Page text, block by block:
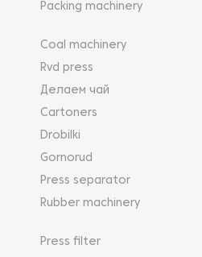
Packing machinery
Coal machinery
Rvd press
Делаем чай
Cartoners
Drobilki
Gornorud
Press separator
Rubber machinery
Press filter